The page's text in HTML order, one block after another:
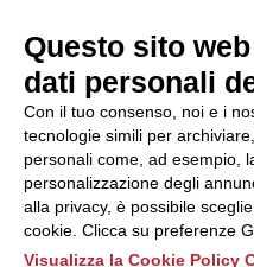
del Codice di
possibile
reclamo
all’Organismo di
Monitoraggio
una delle
descritte al
indirizzo web
https://odm-
Questo sito
dati personali
Con il tuo consenso, noi e i
tecnologie simili per
personali come, ad esempio,
personalizzazione degli
alla privacy, è possibile
cookie. Clicca su preferenze
Visualizza la Cookie Policy